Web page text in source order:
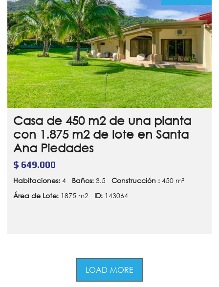
Casa de 450 m2 de una planta
con 1.875 m2 de lote en Santa
Ana Piedades
$ 649.000
Habitaciones: 4 Baños: 3.5 Construcción : 450 m²
Área de Lote: 1875 m2 ID: 143064
LOAD MORE